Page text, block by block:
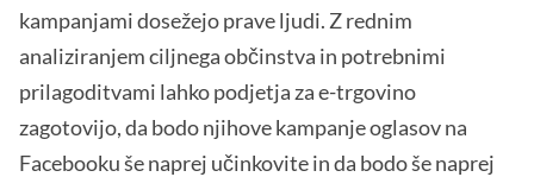
kampanjami dosežejo prave ljudi. Z rednim
analiziranjem ciljnega občinstva in potrebnimi
prilagoditvami lahko podjetja za e-trgovino
zagotovijo, da bodo njihove kampanje oglasov na
Facebooku še naprej učinkovite in da bodo še naprej